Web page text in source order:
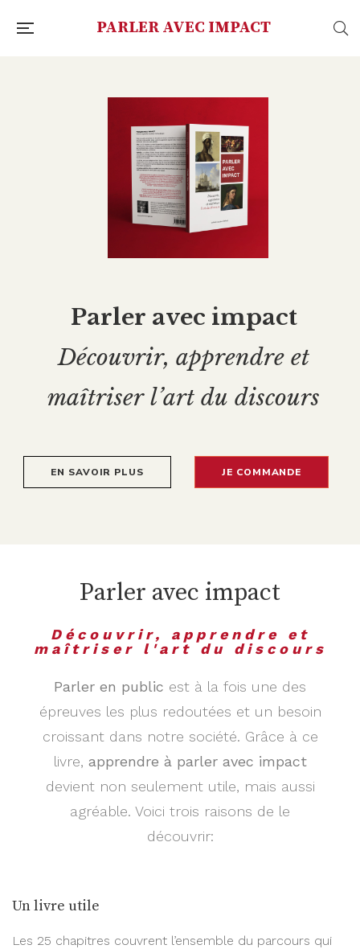
PARLER AVEC IMPACT
Parler avec impact
Découvrir, apprendre et
maîtriser l’art du discours
EN SAVOIR PLUS JE COMMANDE
Découvrir, apprendre et
maîtriser l'art du discours
Parler avec impact
Parler en public est à la fois une des
épreuves les plus redoutées et un besoin
croissant dans notre société. Grâce à ce
livre, apprendre à parler avec impact
devient non seulement utile, mais aussi
agréable. Voici trois raisons de le
découvrir:
Un livre utile
Les 25 chapitres couvrent l’ensemble du parcours qui